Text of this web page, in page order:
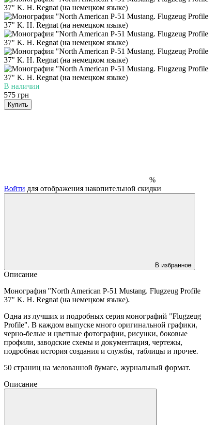
В наличии
575 грн
Купить
%
Войти для отображения накопительной скидки
В избранное
Описание
Монография "North American P-51 Mustang. Flugzeug Profile
37" K. H. Regnat (на немецком языке).
Одна из лучших и подробных серия монографий "Flugzeug
Profile". В каждом выпуске много оригинальной графики,
черно-белые и цветные фотографии, рисунки, боковые
профили, заводские схемы и документация, чертежы,
подробная история создания и службы, таблицы и прочее.
50 страниц на мелованной бумаге, журнальный формат.
Описание